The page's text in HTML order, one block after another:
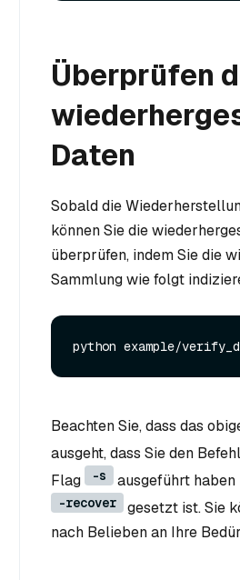
Überprüfen
Daten
Sobald die
können Sie die
überprüfen, indem Sie die
Sammlung wie folgt
Beachten Sie, dass das
ausgeht, dass Sie den Befehl
Flag
-s ausgeführt haben
-recover
gesetzt ist. Sie
nach Belieben an Ihre